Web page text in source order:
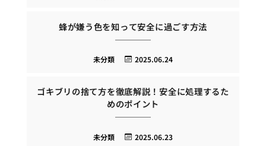
蜂が嫌う色を知って安全に過ごす方法
2025.06.24
未分類
ゴキブリの捨て方を徹底解説！安全に処理するた
めのポイント
2025.06.23
未分類